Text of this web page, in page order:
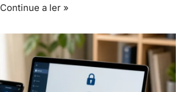
Continue a ler »